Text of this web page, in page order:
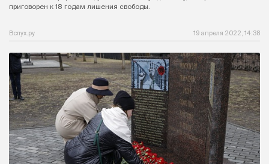
приговорен к 18 годам лишения свободы.
Вслух.ру 19 апреля 2022, 14:38